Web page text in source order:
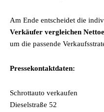
Am Ende entscheidet die
Verkäufer vergleichen
um die passende
Pressekontaktdaten:
Schrottauto verkaufen
Dieselstraße 52